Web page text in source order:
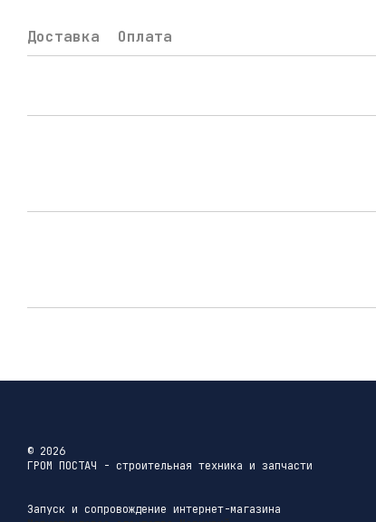
Доставка Оплата
© 2026
ГРОМ ПОСТАЧ - строительная техника и запчасти
Запуск и сопровождение интернет-магазина